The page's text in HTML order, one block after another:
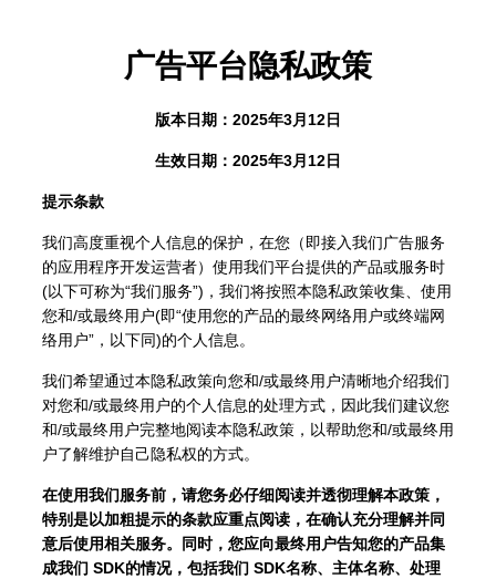
广告平台隐私政策
版本日期：2025年3月12日
生效日期：2025年3月12日
提示条款
我们高度重视个人信息的保护，在您（即接入我们广告服务
的应用程序开发运营者）使用我们平台提供的产品或服务时
(以下可称为“我们服务”)，我们将按照本隐私政策收集、使用
您和/或最终用户(即“使用您的产品的最终网络用户或终端网
络用户”，以下同)的个人信息。
我们希望通过本隐私政策向您和/或最终用户清晰地介绍我们
对您和/或最终用户的个人信息的处理方式，因此我们建议您
和/或最终用户完整地阅读本隐私政策，以帮助您和/或最终用
户了解维护自己隐私权的方式。
在使用我们服务前，请您务必仔细阅读并透彻理解本政策，
特别是以加粗提示的条款应重点阅读，在确认充分理解并同
意后使用相关服务。同时，您应向最终用户告知您的产品集
成我们 SDK的情况，包括我们 SDK名称、主体名称、处理